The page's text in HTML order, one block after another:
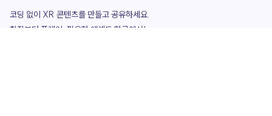
코딩 없이 XR 콘텐츠를 만들고 공유하세요.
창작부터 플레이, 필요한 애셋도 한곳에서!